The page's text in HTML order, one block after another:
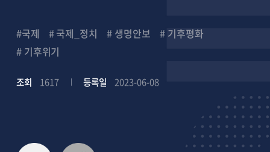
#국제 # 국제_정치 # 생명안보
# 기후평화
# 기후위기
조회 1617 등록일 2023-06-08